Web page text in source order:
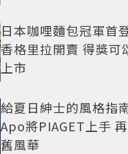
日本咖哩麵包冠軍首
香格里拉開賣 得獎可
上市
給夏日紳士的風格指
Apo將PIAGET上手
舊風華